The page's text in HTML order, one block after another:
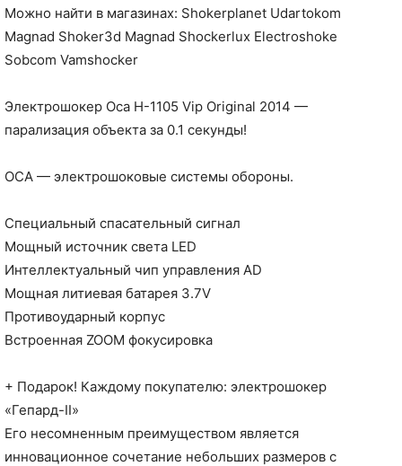
Можно найти в магазинах: Shokerplanet Udartokom
Magnad Shoker3d Magnad Shockerlux Electroshoke
Sobcom Vamshocker
Электрошокер Оса H-1105 Vip Original 2014 —
парализация объекта за 0.1 секунды!
ОСА — электрошоковые системы обороны.
Специальный спасательный сигнал
Мощный источник света LED
Интеллектуальный чип управления AD
Мощная литиевая батарея 3.7V
Противоударный корпус
Встроенная ZOOM фокусировка
+ Подарок! Каждому покупателю: электрошокер
«Гепард-II»
Его несомненным преимуществом является
инновационное сочетание небольших размеров с